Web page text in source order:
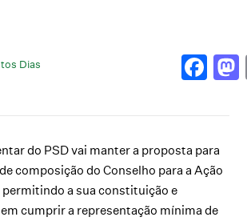
Dias
do PSD vai manter a proposta para
composição do Conselho para a Ação
a sua constituição e
cumprir a representação mínima de